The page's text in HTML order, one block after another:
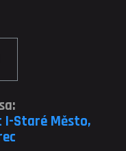
I-Staré Město,